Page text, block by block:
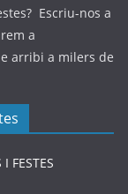
Escriu-nos a
a
arribi a milers de